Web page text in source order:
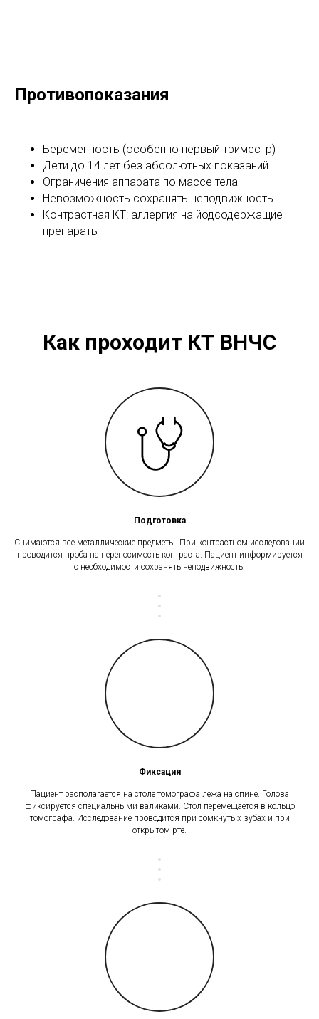
Противопоказания
Беременность (особенно первый триместр)
Дети до 14 лет без абсолютных показаний
Ограничения аппарата по массе тела
Невозможность сохранять неподвижность
Контрастная КТ: аллергия на йодсодержащие
препараты
Как проходит КТ ВНЧС
Подготовка
Снимаются все металлические предметы. При контрастном исследовании
проводится проба на переносимость контраста. Пациент информируется
о необходимости сохранять неподвижность.
Фиксация
Пациент располагается на столе томографа лежа на спине. Голова
фиксируется специальными валиками. Стол перемещается в кольцо
томографа. Исследование проводится при сомкнутых зубах и при
открытом рте.